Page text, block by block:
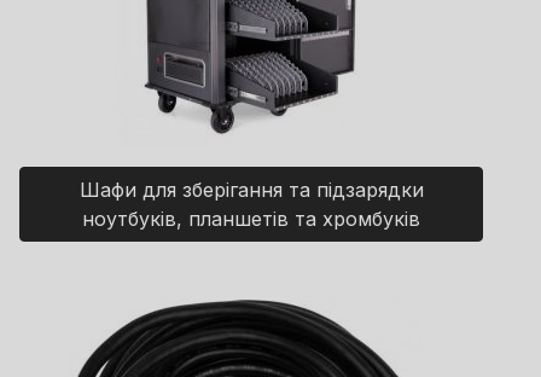
Шафи для зберігання та підзарядки
ноутбуків, планшетів та хромбуків